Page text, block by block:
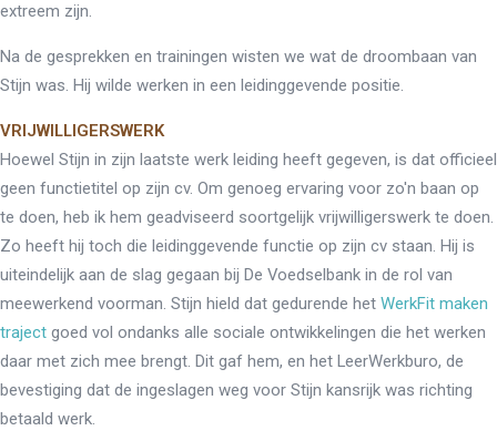
extreem zijn.
Na de gesprekken en trainingen wisten we wat de droombaan van
Stijn was. Hij wilde werken in een leidinggevende positie.
VRIJWILLIGERSWERK
Hoewel Stijn in zijn laatste werk leiding heeft gegeven, is dat officieel
geen functietitel op zijn cv. Om genoeg ervaring voor zo'n baan op
te doen, heb ik hem geadviseerd soortgelijk vrijwilligerswerk te doen.
Zo heeft hij toch die leidinggevende functie op zijn cv staan. Hij is
uiteindelijk aan de slag gegaan bij De Voedselbank in de rol van
meewerkend voorman. Stijn hield dat gedurende het WerkFit maken
traject goed vol ondanks alle sociale ontwikkelingen die het werken
daar met zich mee brengt. Dit gaf hem, en het LeerWerkburo, de
bevestiging dat de ingeslagen weg voor Stijn kansrijk was richting
betaald werk.